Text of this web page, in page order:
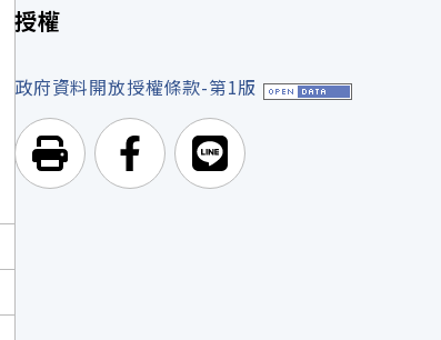
授權
政府資料開放授權條款-第1版
列印頁面前往Facebook
前往Line